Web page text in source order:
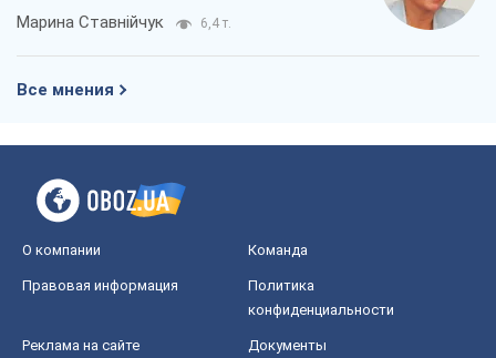
Марина Ставнійчук 6,4 т.
Все мнения
О компании Команда
Правовая информация
Политика
конфиденциальности
Реклама на сайте Документы